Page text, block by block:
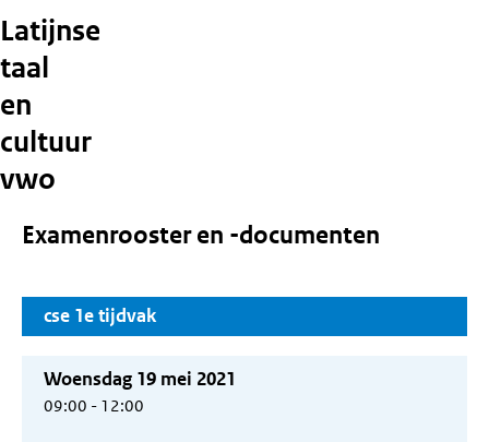
Latijnse
taal
en
cultuur
vwo
Examenrooster en -documenten
cse 1e tijdvak
Woensdag 19 mei 2021
09:00 - 12:00